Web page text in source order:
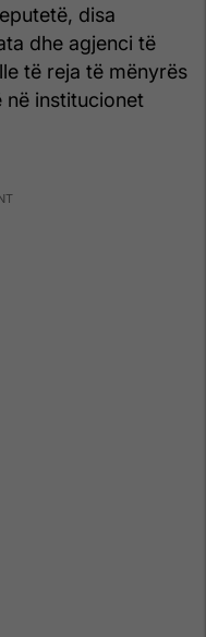
disa
dhe agjenci të
të reja të mënyrës
në institucionet